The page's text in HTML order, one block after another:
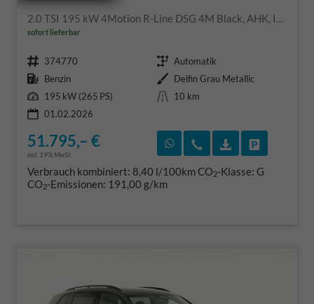
2.0 TSI 195 kW 4Motion R-Line DSG 4M Black, AHK, IQ.Light, 20-Zoll, Navi, Side, AreaView, sofort
sofort lieferbar
Fahrzeugnr. 374770 Getriebe Automatik
Kraftstoff Benzin Außenfarbe Delfin Grau Metallic
Leistung 195 kW (265 PS) Kilometerstand
10 km
01.02.2026
51.795,– €
incl. 19% MwSt.
Rückruf vereinbaren
Wir rufen Sie an
Verbrauch kombiniert: 8,40 l/100kmCO2-Klasse: G
CO2-Emissionen: 191,00 g/km